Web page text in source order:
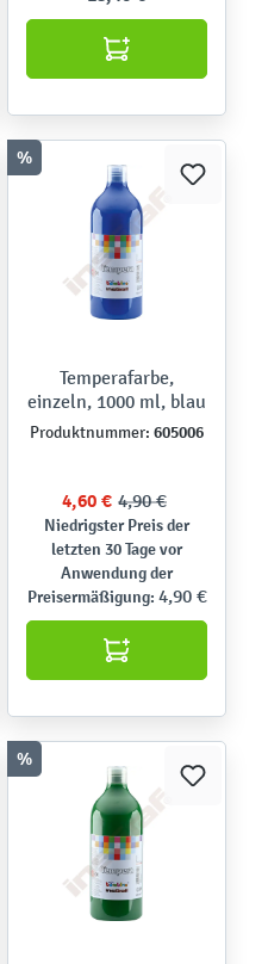
%
Temperafarbe,
einzeln, 1000 ml, blau
Produktnummer: 605006
4,60 € 4,90 €
Niedrigster Preis der
letzten 30 Tage vor
Anwendung der
Preisermäßigung: 4,90 €
%